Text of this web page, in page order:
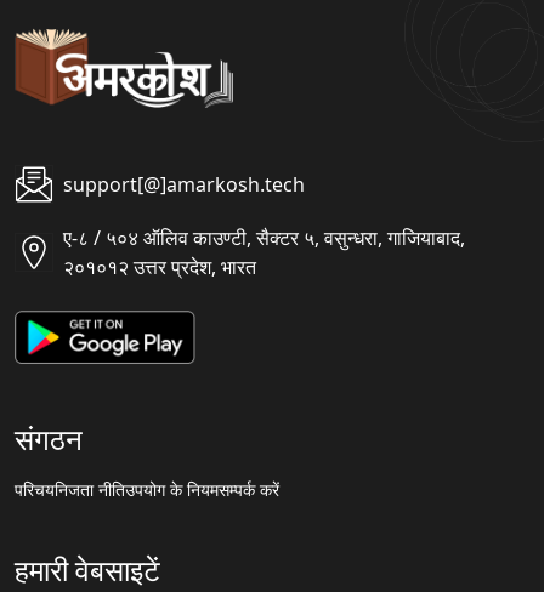
support[@]amarkosh.tech
ए-८ / ५०४ ऑलिव काउण्टी, सैक्टर ५, वसुन्धरा, गाजियाबाद,
२०१०१२ उत्तर प्रदेश, भारत
संगठन
परिचयनिजता नीतिउपयोग के नियमसम्पर्क करें
हमारी वेबसाइटें